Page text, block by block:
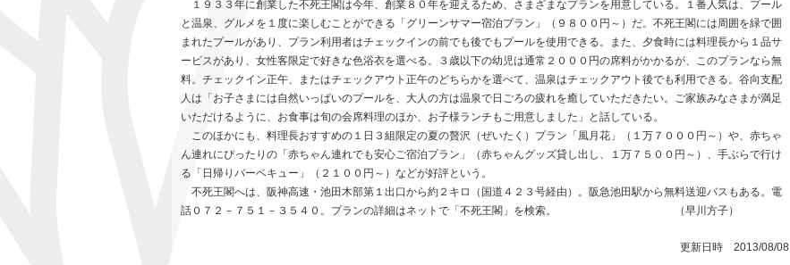
１９３３年に創業した不死王閣は今年、創業８０年を迎えるため、さまざまなプランを用意している。１番人気は、プール
と温泉、グルメを１度に楽しむことができる「グリーンサマー宿泊プラン」（９８００円～）だ。不死王閣には周囲を緑で囲
まれたプールがあり、プラン利用者はチェックインの前でも後でもプールを使用できる。また、夕食時には料理長から１品サ
ービスがあり、女性客限定で好きな色浴衣を選べる。３歳以下の幼児は通常２０００円の席料がかかるが、このプランなら無
料。チェックイン正午、またはチェックアウト正午のどちらかを選べて、温泉はチェックアウト後でも利用できる。谷向支配
人は「お子さまには自然いっぱいのプールを、大人の方は温泉で日ごろの疲れを癒していただきたい。ご家族みなさまが満足
いただけるように、お食事は旬の会席料理のほか、お子様ランチもご用意しました」と話している。
このほかにも、料理長おすすめの１日３組限定の夏の贅沢（ぜいたく）プラン「風月花」（１万７０００円～）や、赤ちゃ
ん連れにぴったりの「赤ちゃん連れでも安心ご宿泊プラン」（赤ちゃんグッズ貸し出し、１万７５００円～）、手ぶらで行け
る「日帰りバーベキュー」（２１００円～）などが好評という。
不死王閣へは、阪神高速・池田木部第１出口から約２キロ（国道４２３号経由）。阪急池田駅から無料送迎バスもある。電
話０７２－７５１－３５４０。プランの詳細はネットで「不死王閣」を検索。 （早川方子）
更新日時 2013/08/08